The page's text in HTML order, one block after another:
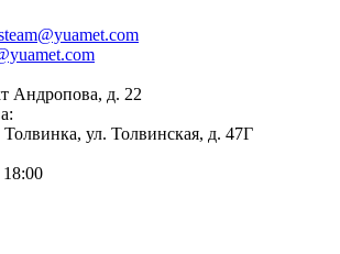
Андропова, д. 22
ул. Толвинская, д. 47Г